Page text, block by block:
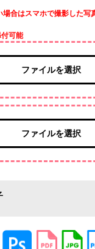
合はスマホで撮影した写
可能
ファイルを選択
ファイルを選択